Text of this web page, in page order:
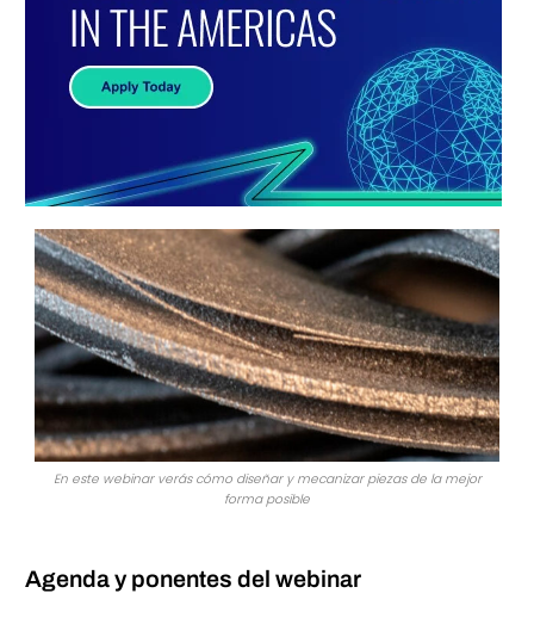
En este webinar verás cómo diseñar y mecanizar piezas de la mejor
forma posible
Agenda y ponentes del webinar